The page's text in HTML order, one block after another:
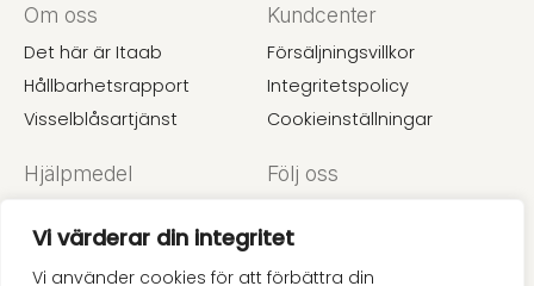
Vi värderar din integritet
Vi använder cookies för att förbättra din
Om oss
Det här är Itaab
Hållbarhetsrapport
Visselblåsartjänst
Kundcenter
Försäljningsvillkor
Integritetspolicy
Cookieinställningar
Hjälpmedel
Akustik
Prislista
Följ oss
LinkedIn
Pinterest